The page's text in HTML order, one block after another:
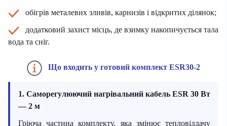
обігрів металевих зливів, карнизів і відкритих ділянок;
додатковий захист місць, де взимку накопичується тала
вода та сніг.
Що входить у готовий комплект ESR30-2
1. Саморегулюючий нагрівальний кабель ESR 30 Вт
— 2 м
Гріюча частина комплекту, яка змінює тепловіддачу